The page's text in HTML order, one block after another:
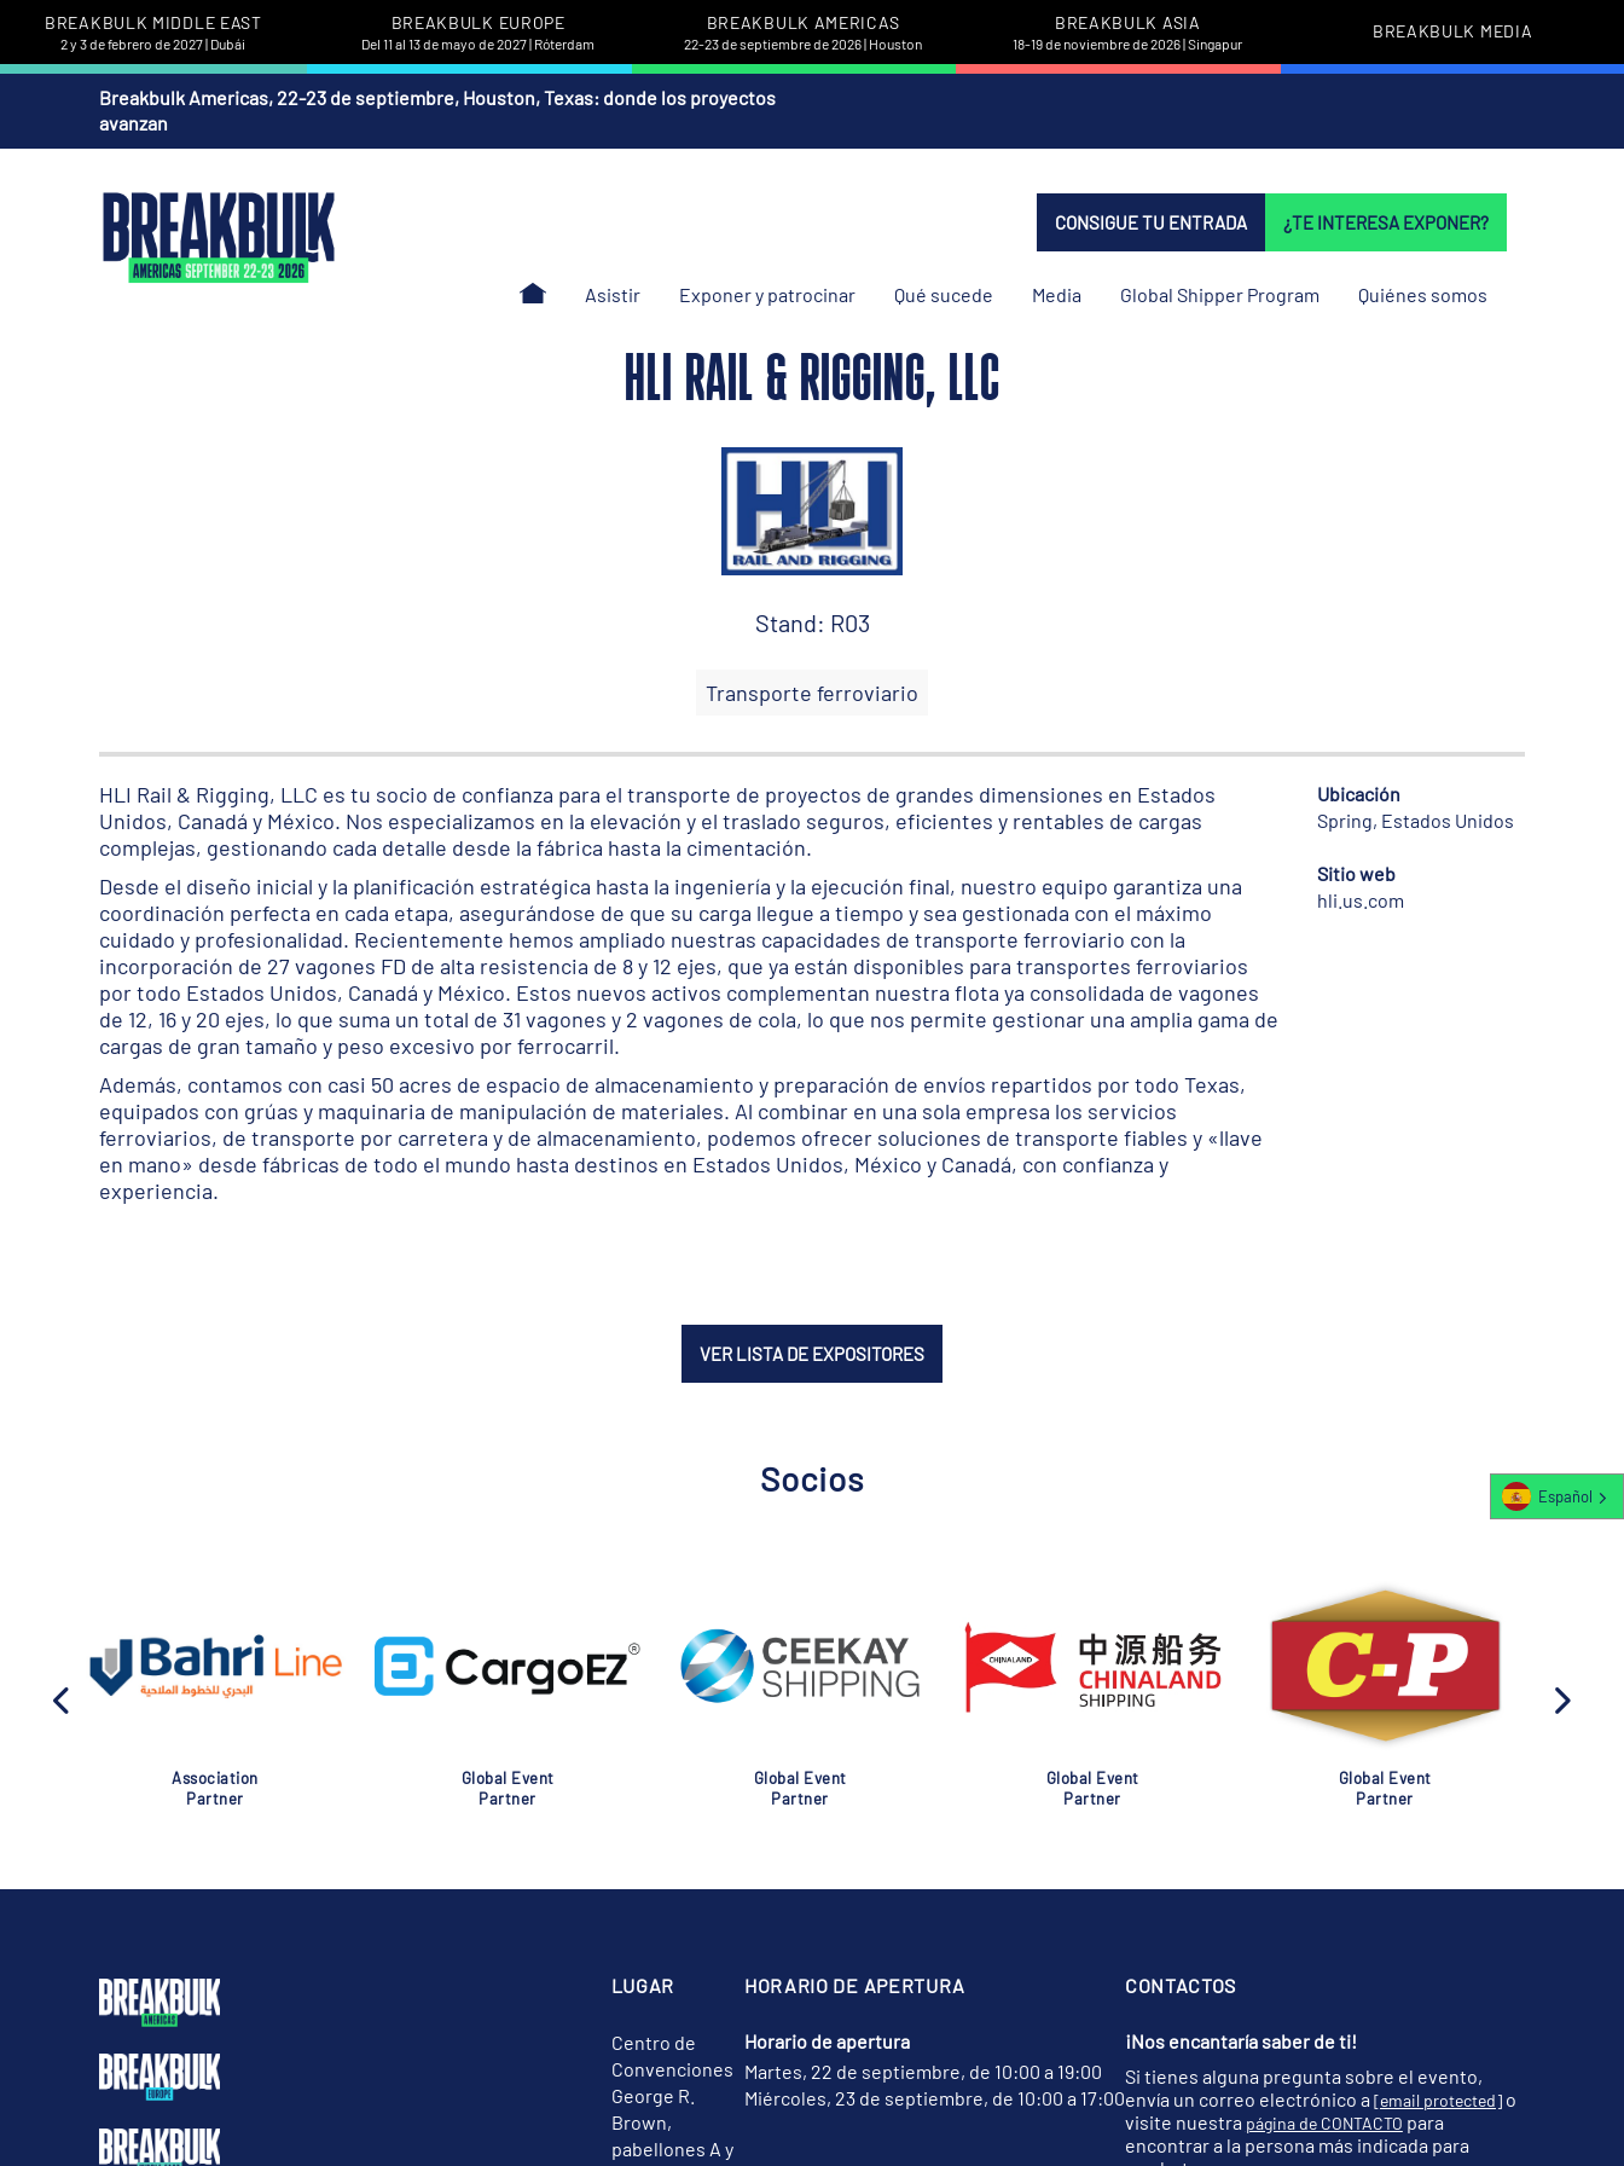
BREAKBULK MIDDLE EAST
2 y 3 de febrero de 2027 | Dubái
BREAKBULK EUROPE
Del 11 al 13 de mayo de 2027 | Róterdam
BREAKBULK AMERICAS
22-23 de septiembre de 2026 | Houston
BREAKBULK ASIA
18-19 de noviembre de 2026 | Singapur
BREAKBULK MEDIA
Breakbulk Americas, 22-23 de septiembre, Houston, Texas: donde los proyectos
avanzan
CONSIGUE TU ENTRADA ¿TE INTERESA EXPONER?
Asistir Exponer y patrocinar Qué sucede Media Global Shipper Program Quiénes somos
HLI RAIL & RIGGING, LLC
Stand: R03
Transporte ferroviario
HLI Rail & Rigging, LLC es tu socio de confianza para el transporte de proyectos de grandes dimensiones en Estados
Unidos, Canadá y México. Nos especializamos en la elevación y el traslado seguros, eficientes y rentables de cargas
complejas, gestionando cada detalle desde la fábrica hasta la cimentación.
Desde el diseño inicial y la planificación estratégica hasta la ingeniería y la ejecución final, nuestro equipo garantiza una
coordinación perfecta en cada etapa, asegurándose de que su carga llegue a tiempo y sea gestionada con el máximo
cuidado y profesionalidad. Recientemente hemos ampliado nuestras capacidades de transporte ferroviario con la
incorporación de 27 vagones FD de alta resistencia de 8 y 12 ejes, que ya están disponibles para transportes ferroviarios
por todo Estados Unidos, Canadá y México. Estos nuevos activos complementan nuestra flota ya consolidada de vagones
de 12, 16 y 20 ejes, lo que suma un total de 31 vagones y 2 vagones de cola, lo que nos permite gestionar una amplia gama de
cargas de gran tamaño y peso excesivo por ferrocarril.
Además, contamos con casi 50 acres de espacio de almacenamiento y preparación de envíos repartidos por todo Texas,
equipados con grúas y maquinaria de manipulación de materiales. Al combinar en una sola empresa los servicios
ferroviarios, de transporte por carretera y de almacenamiento, podemos ofrecer soluciones de transporte fiables y «llave
en mano» desde fábricas de todo el mundo hasta destinos en Estados Unidos, México y Canadá, con confianza y
experiencia.
Ubicación
Spring, Estados Unidos
Sitio web
hli.us.com
VER LISTA DE EXPOSITORES
Socios
Association
Partner
Global Event
Partner
Global Event
Partner
Global Event
Partner
Global Event
Partner
LUGAR
Centro de
Convenciones
George R.
Brown,
pabellones A y
HORARIO DE APERTURA
Horario de apertura
Martes, 22 de septiembre, de 10:00 a 19:00
Miércoles, 23 de septiembre, de 10:00 a 17:00
CONTACTOS
¡Nos encantaría saber de ti!
Si tienes alguna pregunta sobre el evento,
envía un correo electrónico a [email protected]o
visite nuestra página de CONTACTO para
encontrar a la persona más indicada para
Español